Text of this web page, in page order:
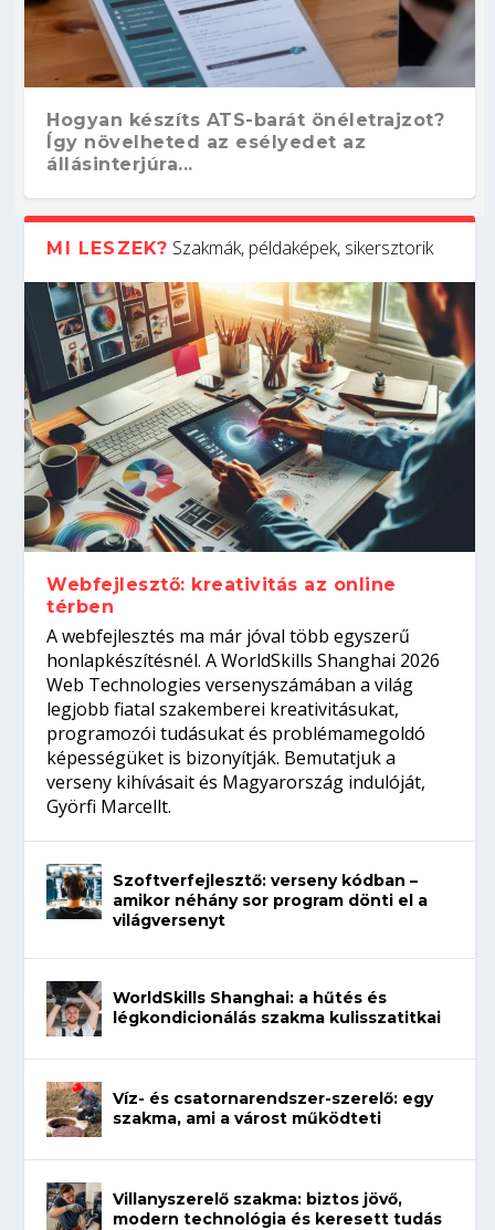
Hogyan készíts ATS-barát önéletrajzot?
Így növelheted az esélyedet az
állásinterjúra...
Kitalálod, mire használják ezeket a
gépeket?
Nem sikerült az egyetemi felvételi?
Tanulj szakmát!
Szoftverfejlesztő: verseny kódban –
amikor néhány sor program dönti el a
világversenyt...
Digitális detox – hogyan kapcsolódj ki
telefon nélkül?
MI LESZEK? Szakmák, példaképek, sikersztorik
Webfejlesztő: kreativitás az online
térben
A webfejlesztés ma már jóval több egyszerű
honlapkészítésnél. A WorldSkills Shanghai 2026
Web Technologies versenyszámában a világ
legjobb fiatal szakemberei kreativitásukat,
programozói tudásukat és problémamegoldó
képességüket is bizonyítják. Bemutatjuk a
verseny kihívásait és Magyarország indulóját,
Györfi Marcellt.
Szoftverfejlesztő: verseny kódban –
amikor néhány sor program dönti el a
világversenyt
WorldSkills Shanghai: a hűtés és
légkondicionálás szakma kulisszatitkai
Víz- és csatornarendszer-szerelő: egy
szakma, ami a várost működteti
Villanyszerelő szakma: biztos jövő,
modern technológia és keresett tudás